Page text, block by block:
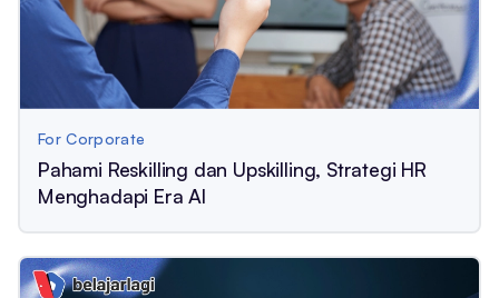
For Corporate
Pahami Reskilling dan Upskilling, Strategi HR
Menghadapi Era AI